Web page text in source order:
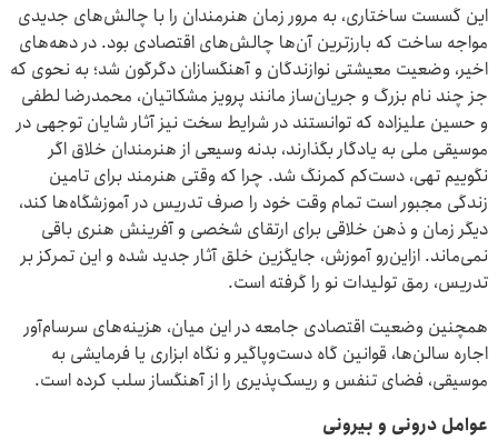
این گسست ساختاری، به مرور زمان هنرمندان را با چالش‌های جدیدی
مواجه ساخت که بارزترین آن‌ها چالش‌های اقتصادی بود. در دهه‌های
اخیر، وضعیت معیشتی نوازندگان و آهنگسازان دگرگون شد؛ به نحوی که
جز چند نام بزرگ و جریان‌ساز مانند پرویز مشکاتیان، محمدرضا لطفی
و حسین علیزاده که توانستند در شرایط سخت نیز آثار شایان توجهی در
موسیقی ملی به یادگار بگذارند، بدنه وسیعی از هنرمندان خلاق اگر
نگوییم تهی، دست‌کم کمرنگ شد. چرا که وقتی هنرمند برای تامین
زندگی مجبور است تمام وقت خود را صرف تدریس در آموزشگاه‌ها کند،
دیگر زمان و ذهن خلاقی برای ارتقای شخصی و آفرینش هنری باقی
نمی‌ماند. ازاین‌رو آموزش، جایگزین خلق آثار جدید شده و این تمرکز بر
تدریس، رمق تولیدات نو را گرفته است.
همچنین وضعیت اقتصادی جامعه در این میان، هزینه‌های سرسام‌آور
اجاره سالن‌ها، قوانین گاه دست‌وپاگیر و نگاه ابزاری یا فرمایشی به
موسیقی، فضای تنفس و ریسک‌پذیری را از آهنگساز سلب کرده است.
عوامل درونی و بیرونی